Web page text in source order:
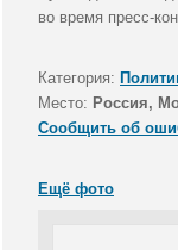
во время пресс-
Категория:
Место: Россия,
Сообщить об
Ещё фото